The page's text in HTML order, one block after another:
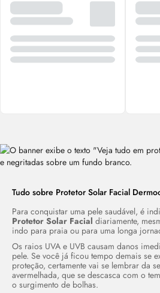
Tudo sobre Protetor Solar Facial
Para conquistar uma pele saudável, é
Protetor Solar Facial diariamente,
indo para praia ou para uma longa
Os raios UVA e UVB causam danos
pele. Se você já ficou tempo demais se
proteção, certamente vai se lembrar da
avermelhada, que se descasca com o
o surgimento de bolhas.